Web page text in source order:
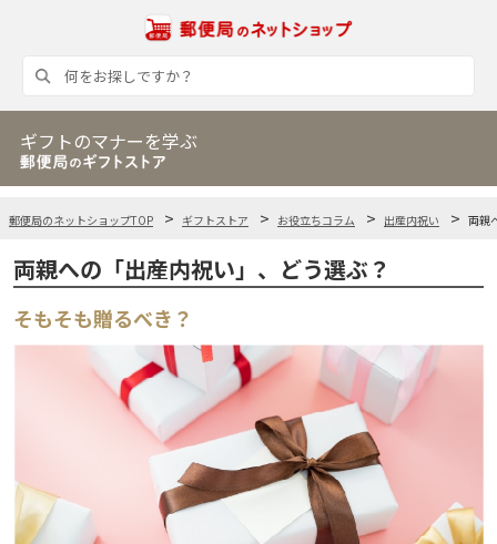
ギフトのマナーを学ぶ
郵便局のネットショップTOP ギフトストア お役立ちコラム 出産内祝い 両親
両親への「出産内祝い」、どう選ぶ？
そもそも贈るべき？